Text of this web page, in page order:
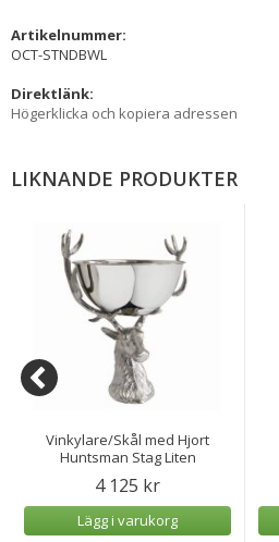
Artikelnummer:
OCT-STNDBWL
Direktlänk:
Högerklicka och kopiera adressen
LIKNANDE PRODUKTER
Vinkylare/Skål med Hjort
Huntsman Stag Liten
4 125 kr
Lägg i varukorg